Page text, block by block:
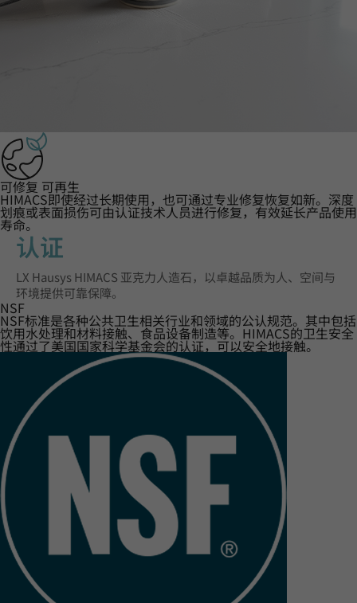
可修复 可再生
HIMACS即使经过长期使用，也可通过专业修复恢复如新。深度
划痕或表面损伤可由认证技术人员进行修复，有效延长产品使用
寿命。
认证‌
LX Hausys HIMACS 亚克力人造石，以卓越品质为人、空间与
环境提供可靠保障。
NSF
NSF标准是各种公共卫生相关行业和领域的公认规范。其中包括
饮用水处理和材料接触、食品设备制造等。HIMACS的卫生安全
性通过了美国国家科学基金会的认证，可以安全地接触。